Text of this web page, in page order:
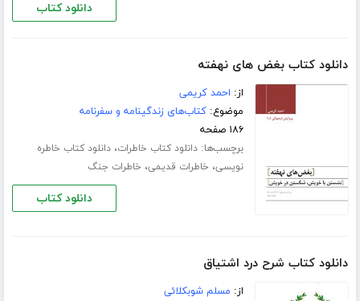
دانلود کتاب
دانلود کتاب بغض های نهفته
از: احمد کریمی
موضوع:کتاب‌های زندگینامه و سفرنامه
۱۸۶ صفحه
برچسب‌ها:دانلود کتاب خاطرات،دانلود کتاب خاطره
نویسی، خاطرات قدیمی، خاطرات جنگ
دانلود کتاب
دانلود کتاب شرح درد اشتیاق
از: مسلم شوبکلائی